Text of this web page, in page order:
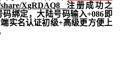
share/XgRDAQ8 注册成功之
绑定，大陆号码输入+086即
实名认证初级+高级更方便上